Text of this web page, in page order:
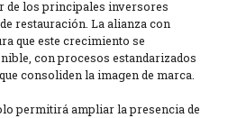
de los principales inversores
restauración. La alianza con
que este crecimiento se
con procesos estandarizados
consoliden la imagen de marca.
permitirá ampliar la presencia de